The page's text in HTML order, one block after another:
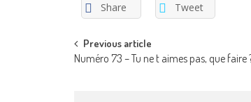
Share Tweet
Post
Previous article
Numéro 73 – Tu ne t aimes pas, que faire